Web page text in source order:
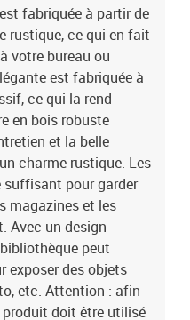
fabriquée à partir de
rustique, ce qui en fait
votre bureau ou
est fabriquée à
ce qui la rend
en bois robuste
et la belle
charme rustique. Les
pour garder
magazines et les
Avec un design
peut
exposer des objets
etc. Attention : afin
doit être utilisé